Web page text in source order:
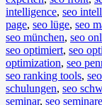
intelligence, seo
page, seo lüge, seo
seo münchen, seo
seo optimiert, seo
optimization, seo
seo ranking tools,
schulungen, seo
seminar, seo seminare